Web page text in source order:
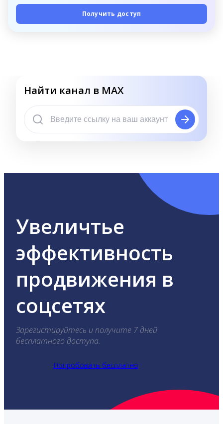
Получить доступ
Найти канал в MAX
Увеличтье
эффективность
продвижения в
соцсетях
Зарегистируйтесь и получите 7 дней
бесплатного доступа.
Попробовать бесплатно